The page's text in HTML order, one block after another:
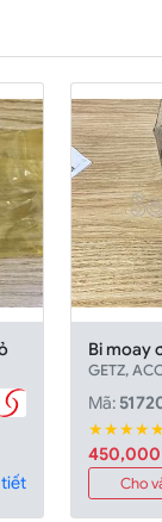
Bi moay
GETZ,
Mã:
Cho